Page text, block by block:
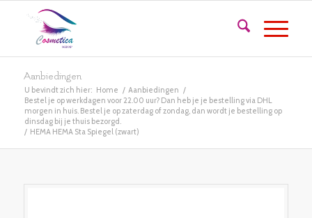
Aanbiedingen
U bevindt zich hier: Home / Aanbiedingen /
Bestel je op werkdagen voor 22.00 uur? Dan heb je je bestelling via DHL
morgen in huis. Bestel je op zaterdag of zondag, dan wordt je bestelling op
dinsdag bij je thuis bezorgd.
/ HEMA HEMA Sta Spiegel (zwart)